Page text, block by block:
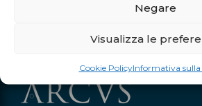
Negare
Visualizza le
Cookie PolicyInformativa
Dal 4 al 12 luglio aperti tutti i giorni dalle